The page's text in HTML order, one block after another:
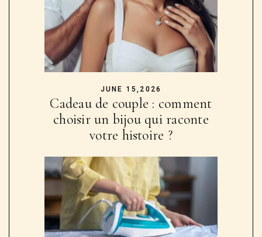
JUNE 15,2026
Cadeau de couple : comment
choisir un bijou qui raconte
votre histoire ?